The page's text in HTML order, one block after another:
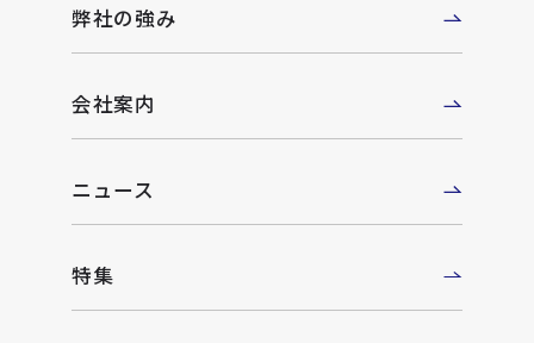
弊社の強み
会社案内
ニュース
特集